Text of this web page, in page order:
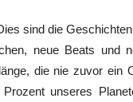
sind die
neue Beats und
die nie zuvor ein
unseres